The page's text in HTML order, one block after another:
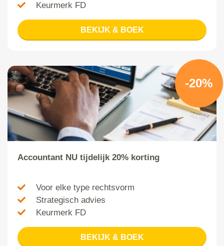
Keurmerk FD
BEKIJK & BOEK
-20%
Accountant NU tijdelijk 20% korting
Voor elke type rechtsvorm
Strategisch advies
Keurmerk FD
BEKIJK & BOEK